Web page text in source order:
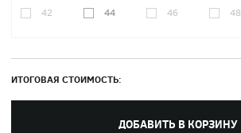
42 44 46 48
ИТОГОВАЯ СТОИМОСТЬ:
ДОБАВИТЬ В КОРЗИНУ